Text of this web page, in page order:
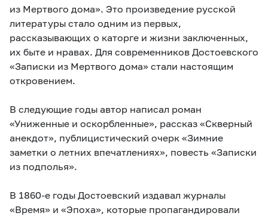
из Мертвого дома». Это произведение русской
литературы стало одним из первых,
рассказывающих о каторге и жизни заключенных,
их быте и нравах. Для современников Достоевского
«Записки из Мертвого дома» стали настоящим
откровением.
В следующие годы автор написал роман
«Униженные и оскорбленные», рассказ «Скверный
анекдот», публицистический очерк «Зимние
заметки о летних впечатлениях», повесть «Записки
из подполья».
В 1860-е годы Достоевский издавал журналы
«Время» и «Эпоха», которые пропагандировали